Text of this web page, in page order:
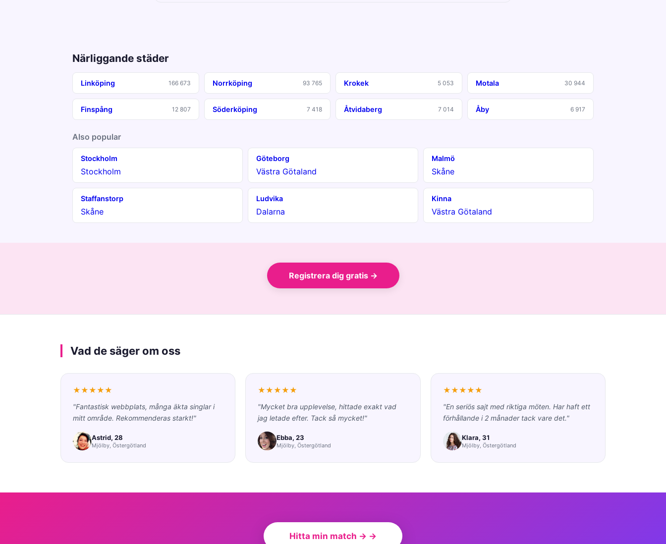
Närliggande städer
Linköping 166 673 Norrköping 93 765 Krokek 5 053 Motala 30 944
Finspång 12 807 Söderköping 7 418 Åtvidaberg 7 014 Åby 6 917
Also popular
Stockholm
Stockholm
Göteborg
Västra Götaland
Malmö
Skåne
Staffanstorp
Skåne
Ludvika
Dalarna
Kinna
Västra Götaland
Registrera dig gratis →
Vad de säger om oss
★★★★★
"Fantastisk webbplats, många äkta singlar i
mitt område. Rekommenderas starkt!"
Astrid, 28
Mjölby, Östergötland
★★★★★
"Mycket bra upplevelse, hittade exakt vad
jag letade efter. Tack så mycket!"
Ebba, 23
Mjölby, Östergötland
★★★★★
"En seriös sajt med riktiga möten. Har haft ett
förhållande i 2 månader tack vare det."
Klara, 31
Mjölby, Östergötland
Hitta min match → →